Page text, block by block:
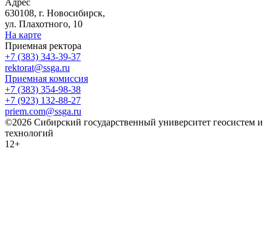
630108, г. Новосибирск,
ул. Плахотного, 10
На карте
Приемная ректора
+7 (383) 343-39-37
rektorat@ssga.ru
Приемная комиссия
+7 (383) 354-98-38
+7 (923) 132-88-27
priem.com@ssga.ru
©2026 Сибирский государственный университет геосистем и
технологий
12+